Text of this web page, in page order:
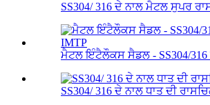
SS304/ 316 ਦੇ ਨਾਲ ਮੈਟਲ ਸੁਪਰ
ਮੈਟਲ ਇੰਟੈਲੌਕਸ ਸੈਡਲ - SS304/316
SS304/ 316 ਦੇ ਨਾਲ ਧਾਤ ਦੀ